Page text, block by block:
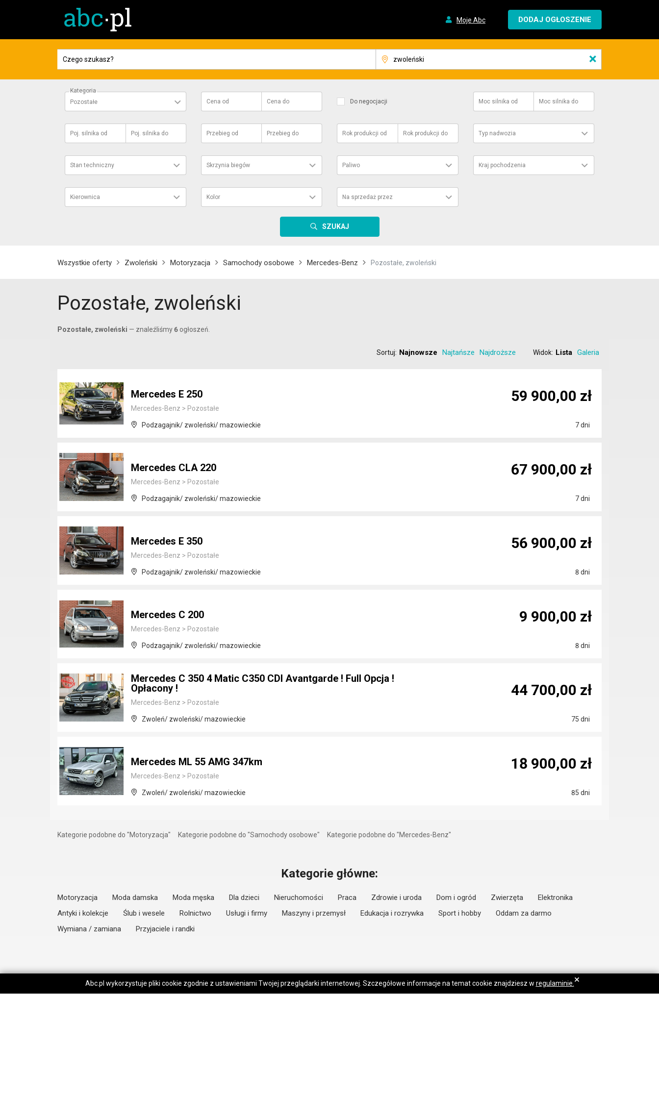
Moje Abc DODAJ OGŁOSZENIE
×
Kategoria
Pozostałe
Cena od Cena do Do negocjacji Moc silnika od Moc silnika do
Poj. silnika od Poj. silnika do Przebieg od Przebieg do Rok produkcji od Rok produkcji do Typ nadwozia
Stan techniczny Skrzynia biegów Paliwo Kraj pochodzenia
Kierownica Kolor Na sprzedaż przez
SZUKAJ
Wszystkie oferty Zwoleński Motoryzacja Samochody osobowe Mercedes-Benz Pozostałe, zwoleński
Pozostałe, zwoleński
Pozostałe, zwoleński — znaleźliśmy6 ogłoszeń.
Sortuj: Najnowsze Najtańsze Najdroższe Widok: Lista Galeria
Mercedes E 250
Mercedes-Benz > Pozostałe
Podzagajnik/ zwoleński/ mazowieckie 7 dni
59 900,00 zł
Mercedes CLA 220
Mercedes-Benz > Pozostałe
Podzagajnik/ zwoleński/ mazowieckie 7 dni
67 900,00 zł
Mercedes E 350
Mercedes-Benz > Pozostałe
Podzagajnik/ zwoleński/ mazowieckie 8 dni
56 900,00 zł
Mercedes C 200
Mercedes-Benz > Pozostałe
Podzagajnik/ zwoleński/ mazowieckie 8 dni
9 900,00 zł
Mercedes C 350 4 Matic C350 CDI Avantgarde ! Full Opcja !
Opłacony !
Mercedes-Benz > Pozostałe
Zwoleń/ zwoleński/ mazowieckie 75 dni
44 700,00 zł
Mercedes ML 55 AMG 347km
Mercedes-Benz > Pozostałe
Zwoleń/ zwoleński/ mazowieckie 85 dni
18 900,00 zł
Kategorie podobne do "Motoryzacja" Kategorie podobne do "Samochody osobowe" Kategorie podobne do "Mercedes-Benz"
Kategorie główne:
Motoryzacja Moda damska Moda męska Dla dzieci Nieruchomości Praca Zdrowie i uroda Dom i ogród Zwierzęta
Elektronika
Antyki i kolekcje
Ślub i wesele Rolnictwo Usługi i firmy Maszyny i przemysł Edukacja i rozrywka Sport i hobby
Oddam za darmo
Wymiana / zamiana
Przyjaciele i randki
Abc.pl wykorzystuje pliki cookie zgodnie z ustawieniami Twojej przeglądarki internetowej. Szczegółowe informacje na temat cookie znajdziesz w regulaminie. ×